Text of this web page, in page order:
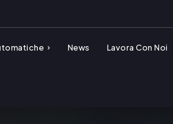
News Lavora Con Noi